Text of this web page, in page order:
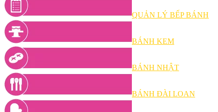
QUẢN LÝ BẾP BÁNH
BÁNH KEM
BÁNH NHẬT
BÁNH ĐÀI LOAN